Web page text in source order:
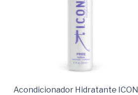
Acondicionador Hidratante ICON